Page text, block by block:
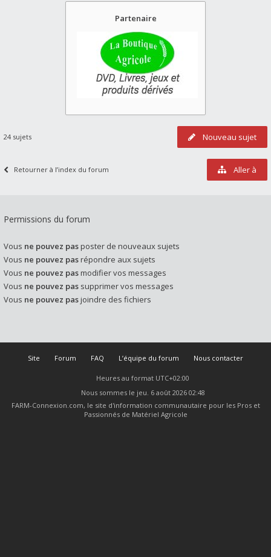
Partenaire
Nouveau sujet
24 sujets
Retourner à l’index du forum Aller à
Permissions du forum
Vous ne pouvez pasposter de nouveaux sujets
Vous ne pouvez pasrépondre aux sujets
Vous ne pouvez pasmodifier vos messages
Vous ne pouvez pas supprimer vos messages
Vous ne pouvez pasjoindre des fichiers
Site Forum FAQ L’équipe du forum Nous contacter
Heures au format UTC+02:00
Nous sommes le jeu. 6 août 2026 02:48
FARM-Connexion.com, le site d'information communautaire pour les Pros et
Passionnés de Matériel Agricole